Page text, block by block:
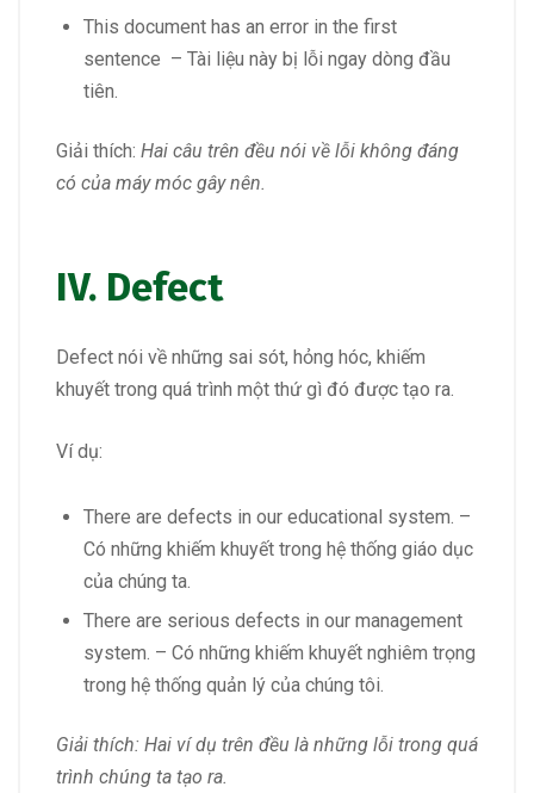
This document has an error in the first
sentence – Tài liệu này bị lỗi ngay dòng đầu
tiên.
Giải thích: Hai câu trên đều nói về lỗi không đáng
có của máy móc gây nên.
IV. Defect
Defect nói về những sai sót, hỏng hóc, khiếm
khuyết trong quá trình một thứ gì đó được tạo ra.
Ví dụ:
There are defects in our educational system. –
Có những khiếm khuyết trong hệ thống giáo dục
của chúng ta.
There are serious defects in our management
system. – Có những khiếm khuyết nghiêm trọng
trong hệ thống quản lý của chúng tôi.
Giải thích: Hai ví dụ trên đều là những lỗi trong quá
trình chúng ta tạo ra.